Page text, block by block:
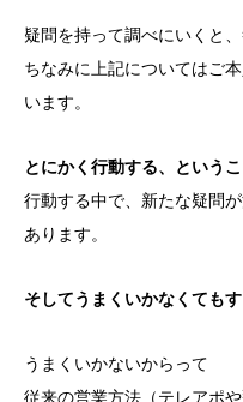
疑問を持って調べにいくと
ちなみに上記についてはご
います。
とにかく行動する、というこ
行動する中で、新たな疑問
あります。
そしてうまくいかなくてもす
うまくいかないからって
従来の営業方法（テレアポ